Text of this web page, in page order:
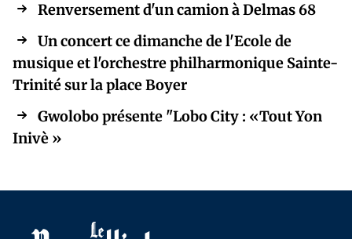
Renversement d'un camion à Delmas 68
Un concert ce dimanche de l'Ecole de
musique et l'orchestre philharmonique Sainte-
Trinité sur la place Boyer
Gwolobo présente "Lobo City : «Tout Yon
Inivè »